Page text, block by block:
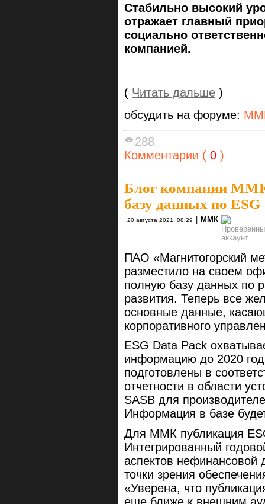
Стабильно высокий
отражает главный
социально
компанией.
( Читать дальше )
обсудить на форуме:
288
Комментарии ( 0 )
Блог компании
базу данных по ESG
20 августа 2021, 08:29 | ММК
ПАО «Магнитогорский
разместило на своем
полную базу данных по
развития. Теперь все
основные данные,
корпоративного
ESG Data Pack
информацию до 2020
подготовлены в
отчетности в области
SASB для
Информация в базе
Для ММК публикация
Интегрированный
аспектов
точки зрения
«Уверена, что